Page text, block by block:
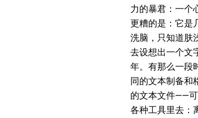
力的暴君：一个
更糟的是：它是
洗脑，只知道肤
去设想出一个文
年。有那么一段
同的文本制备和
的文本文件——
各种工具里去：